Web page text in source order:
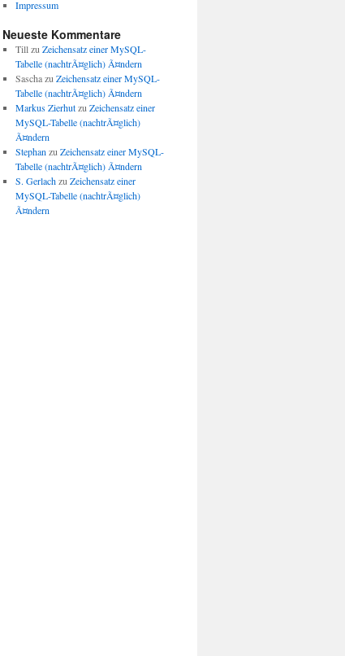
Impressum
Neueste Kommentare
Tillzu Zeichensatz einer MySQL-
Tabelle (nachtrÃ¤glich) Ã¤ndern
Saschazu Zeichensatz einer MySQL-
Tabelle (nachtrÃ¤glich) Ã¤ndern
Markus Zierhutzu Zeichensatz einer
MySQL-Tabelle (nachtrÃ¤glich)
Ã¤ndern
Stephan zu Zeichensatz einer MySQL-
Tabelle (nachtrÃ¤glich) Ã¤ndern
S. Gerlachzu Zeichensatz einer
MySQL-Tabelle (nachtrÃ¤glich)
Ã¤ndern